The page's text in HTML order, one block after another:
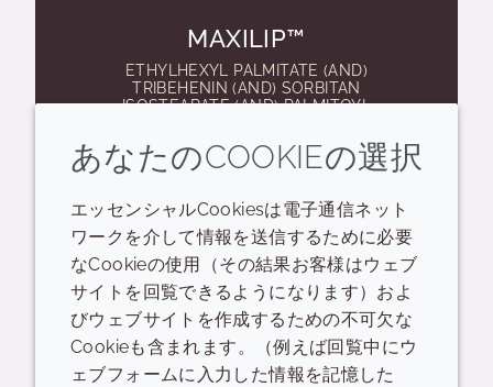
MAXILIP™
ETHYLHEXYL PALMITATE (AND)
TRIBEHENIN (AND) SORBITAN
ISOSTEARATE (AND) PALMITOYL
マキシリップ｜唇にボリュームと潤いを
もたらし、唇の輪郭をなめらかに整えま
す。
サンプル依頼
あなたのCOOKIEの選択
エッセンシャルCookiesは電子通信ネット
ワークを介して情報を送信するために必要
なCookieの使用（その結果お客様はウェブ
サイトを回覧できるようになります）およ
びウェブサイトを作成するための不可欠な
Cookieも含まれます。（例えば回覧中にウ
ェブフォームに入力した情報を記憶した